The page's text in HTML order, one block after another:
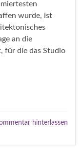
wurde, ist
an die
für die das Studio
hinterlassen